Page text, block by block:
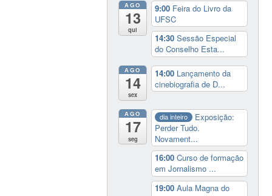
AGO
13
qui
9:00 Feira do Livro da
UFSC
14:30Sessão Especial
do Conselho Esta...
AGO
14
sex
14:00 Lançamento da
cinebiografia de D...
AGO
17
seg
dia inteiro
Exposição:
Perder Tudo.
Novament...
16:00Curso de formação
em Jornalismo ...
19:00Aula Magna do